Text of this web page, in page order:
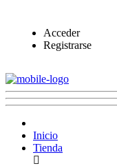
Acceder
Registrarse
Inicio
Tienda